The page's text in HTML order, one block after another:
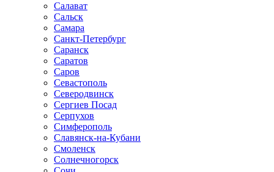
Салават
Сальск
Самара
Санкт-Петербург
Саранск
Саратов
Саров
Севастополь
Северодвинск
Сергиев Посад
Серпухов
Симферополь
Славянск-на-Кубани
Смоленск
Солнечногорск